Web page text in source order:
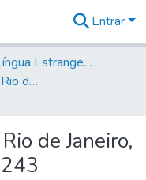
Entrar
Jornais em Língua Estrangeira
Deutsche Zeitung für Rio de Janeiro
de Janeiro,